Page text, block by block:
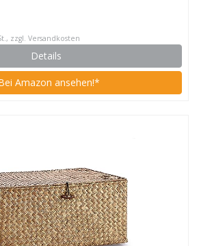
Karamellen (L, 36 x 24 x 18 cm)
zzgl. Versandkosten
Details
Amazon ansehen!*